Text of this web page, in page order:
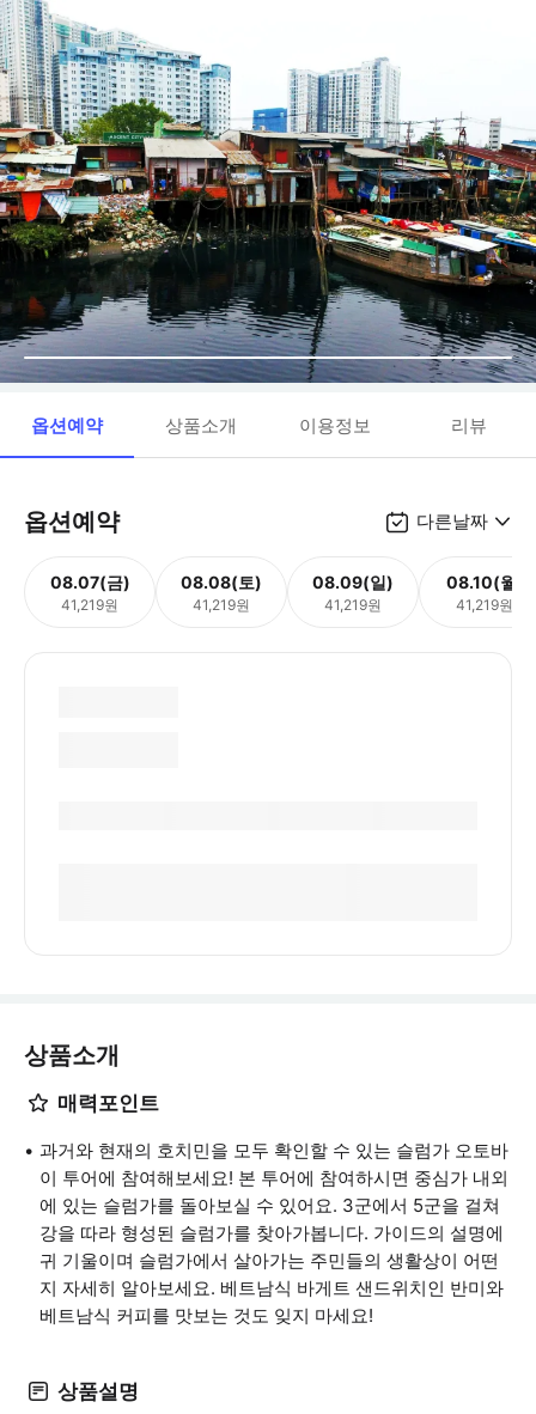
옵션예약 상품소개 이용정보 리뷰
옵션예약 다른날짜
08.07(금)
41,219원
08.08(토)
41,219원
08.09(일)
41,219원
08.10(월)
41,219원
상품소개
매력포인트
과거와 현재의 호치민을 모두 확인할 수 있는 슬럼가 오토바
이 투어에 참여해보세요! 본 투어에 참여하시면 중심가 내외
에 있는 슬럼가를 돌아보실 수 있어요. 3군에서 5군을 걸쳐
강을 따라 형성된 슬럼가를 찾아가봅니다. 가이드의 설명에
귀 기울이며 슬럼가에서 살아가는 주민들의 생활상이 어떤
지 자세히 알아보세요. 베트남식 바게트 샌드위치인 반미와
베트남식 커피를 맛보는 것도 잊지 마세요!
상품설명